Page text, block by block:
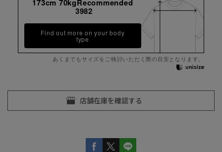
173cm 70kgRecommended
3982
Find out more on your body
type
あくまでもサイズをご検討いただく際の目安となります。